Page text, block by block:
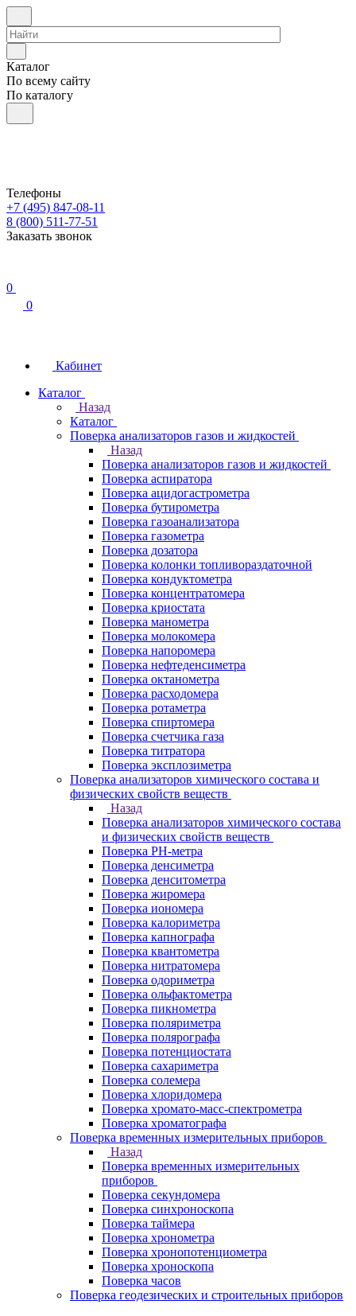
Каталог
По всему сайту
По каталогу
Телефоны
+7 (495) 847-08-11
8 (800) 511-77-51
Заказать звонок
0
0
Кабинет
Каталог
Назад
Каталог
Поверка анализаторов газов и жидкостей
Назад
Поверка анализаторов газов и жидкостей
Поверка аспиратора
Поверка ацидогастрометра
Поверка бутирометра
Поверка газоанализатора
Поверка газометра
Поверка дозатора
Поверка колонки топливораздаточной
Поверка кондуктометра
Поверка концентратомера
Поверка криостата
Поверка манометра
Поверка молокомера
Поверка напоромера
Поверка нефтеденсиметра
Поверка октанометра
Поверка расходомера
Поверка ротаметра
Поверка спиртомера
Поверка счетчика газа
Поверка титратора
Поверка эксплозиметра
Поверка анализаторов химического состава и
физических свойств веществ
Назад
Поверка анализаторов химического состава
и физических свойств веществ
Поверка PH-метра
Поверка денсиметра
Поверка денситометра
Поверка жиромера
Поверка иономера
Поверка калориметра
Поверка капнографа
Поверка квантометра
Поверка нитратомера
Поверка одориметра
Поверка ольфактометра
Поверка пикнометра
Поверка поляриметра
Поверка полярографа
Поверка потенциостата
Поверка сахариметра
Поверка солемера
Поверка хлоридомера
Поверка хромато-масс-спектрометра
Поверка хроматографа
Поверка временных измерительных приборов
Назад
Поверка временных измерительных
приборов
Поверка секундомера
Поверка синхроноскопа
Поверка таймера
Поверка хронометра
Поверка хронопотенциометра
Поверка хроноскопа
Поверка часов
Поверка геодезических и строительных приборов